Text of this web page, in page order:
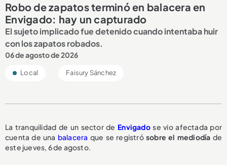
Robo de zapatos terminó en balacera en
Envigado: hay un capturado
El sujeto implicado fue detenido cuando intentaba huir
con los zapatos robados.
06 de agosto de 2026
Local Faisury Sánchez
La tranquilidad de un sector de Envigadose vio afectada por
cuenta de una balacera que se registró sobre el mediodía de
este jueves, 6 de agosto.